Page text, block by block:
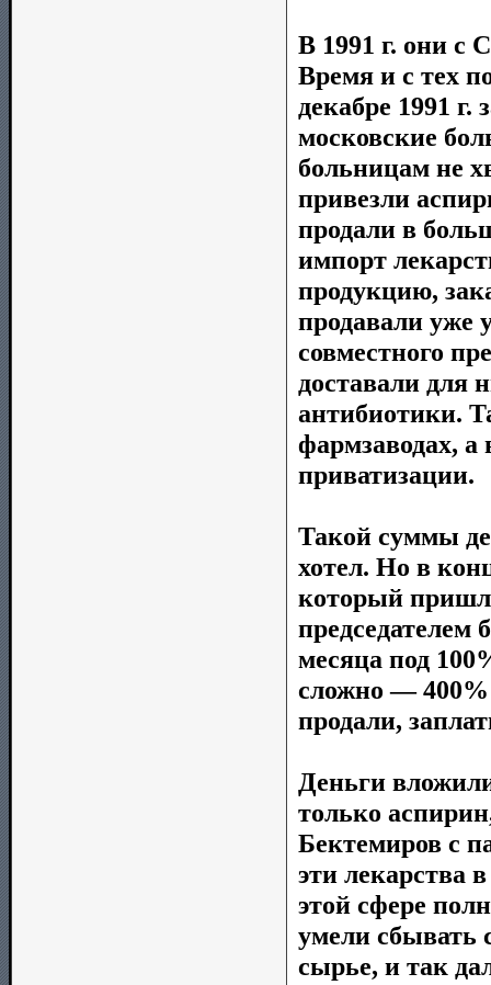
В 1991 г. они с
Время и с тех
декабре 1991
московские
больницам не
привезли
продали в
импорт
продукцию,
продавали уже
совместного
доставали для
антибиотики.
фармзаводах, а
приватизации.
Такой суммы
хотел. Но в
который
председателем
месяца под
сложно — 400%
продали,
Деньги
только
Бектемиров с
эти лекарства
этой сфере
умели сбывать
сырье, и так